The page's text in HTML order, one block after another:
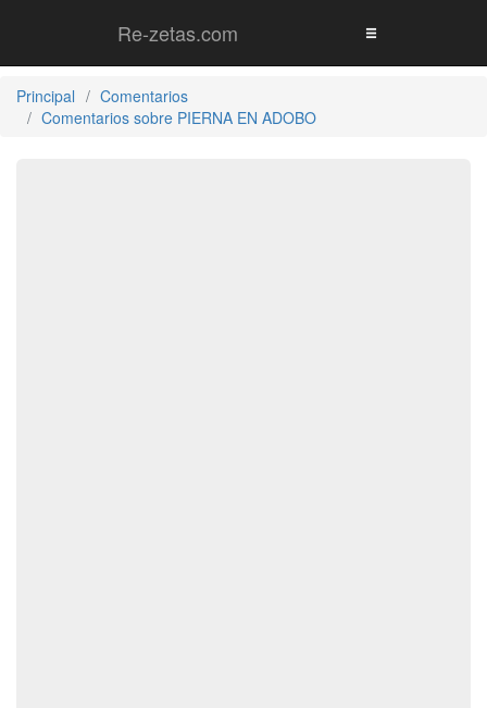
Re-zetas.com
Principal
Comentarios
Comentarios sobre PIERNA EN ADOBO